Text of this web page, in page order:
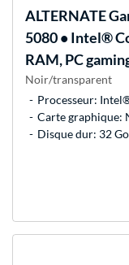
ALTERNATE
5080 • Intel®
RAM, PC
Noir/transparent
Processeur:
Carte graphique:
Disque dur: 32